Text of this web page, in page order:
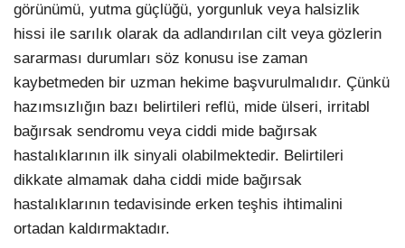
görünümü, yutma güçlüğü, yorgunluk veya halsizlik
hissi ile sarılık olarak da adlandırılan cilt veya gözlerin
sararması durumları söz konusu ise zaman
kaybetmeden bir uzman hekime başvurulmalıdır. Çünkü
hazımsızlığın bazı belirtileri reflü, mide ülseri, irritabl
bağırsak sendromu veya ciddi mide bağırsak
hastalıklarının ilk sinyali olabilmektedir. Belirtileri
dikkate almamak daha ciddi mide bağırsak
hastalıklarının tedavisinde erken teşhis ihtimalini
ortadan kaldırmaktadır.